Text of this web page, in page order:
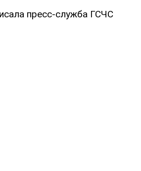
пресс-служба ГСЧС